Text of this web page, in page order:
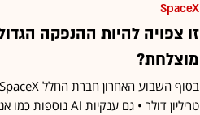
SpaceX
זו צפויה להיות ההנפקה
מוצלחת?